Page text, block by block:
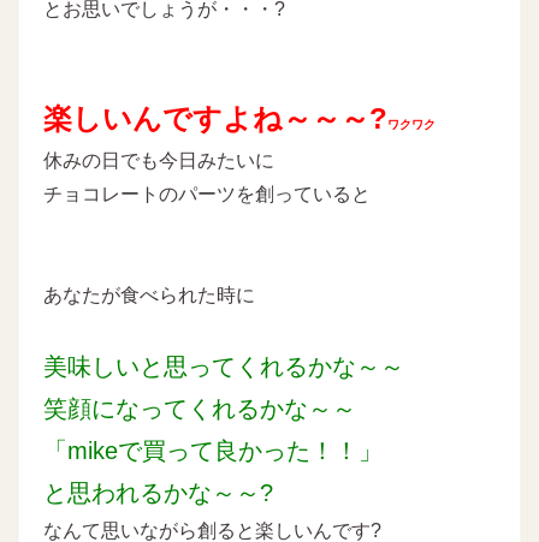
とお思いでしょうが・・・?
楽しいんですよね～～～?ワクワク
休みの日でも今日みたいに
チョコレートのパーツを創っていると
あなたが食べられた時に
美味しいと思ってくれるかな～～
笑顔になってくれるかな～～
「mikeで買って良かった！！」
と思われるかな～～?
なんて思いながら創ると楽しいんです?